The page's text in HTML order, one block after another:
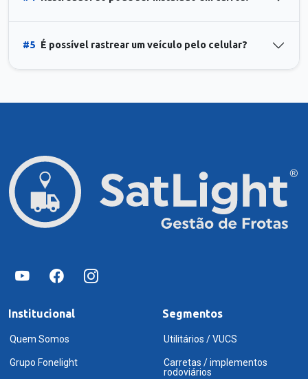
#5 É possível rastrear um veículo pelo celular?
Institucional
Quem Somos
Grupo Fonelight
Segmentos
Utilitários / VUCS
Carretas / implementos
rodoviários